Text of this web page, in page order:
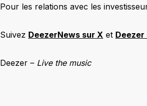
Pour les relations avec les
Suivez DeezerNews sur X et Deezer
Deezer – Live the music